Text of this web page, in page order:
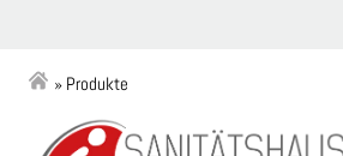
» Produkte